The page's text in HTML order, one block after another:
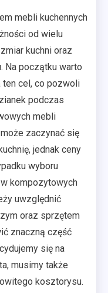
mebli kuchennych
od wielu
kuchni oraz
Na początku warto
ten cel, co pozwoli
podczas
mebli
zaczynać się
jednak ceny
wyboru
kompozytowych
uwzględnić
oraz sprzętem
znaczną część
się na
musimy także
kosztorysu.